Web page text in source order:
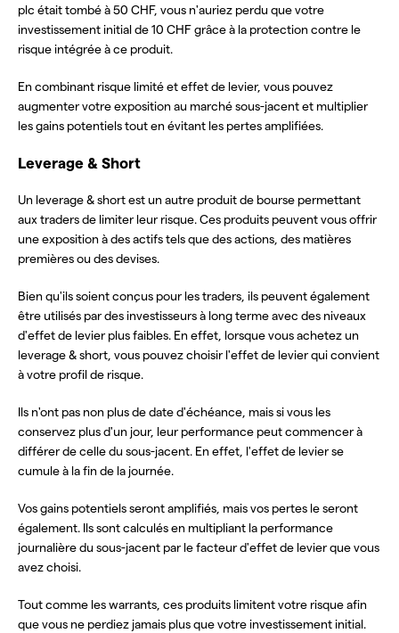
plc était tombé à 50 CHF, vous n'auriez perdu que votre
investissement initial de 10 CHF grâce à la protection contre le
risque intégrée à ce produit.
En combinant risque limité et effet de levier, vous pouvez
augmenter votre exposition au marché sous-jacent et multiplier
les gains potentiels tout en évitant les pertes amplifiées.
Leverage & Short
Un leverage & short est un autre produit de bourse permettant
aux traders de limiter leur risque. Ces produits peuvent vous offrir
une exposition à des actifs tels que des actions, des matières
premières ou des devises.
Bien qu'ils soient conçus pour les traders, ils peuvent également
être utilisés par des investisseurs à long terme avec des niveaux
d'effet de levier plus faibles. En effet, lorsque vous achetez un
leverage & short, vous pouvez choisir l'effet de levier qui convient
à votre profil de risque.
Ils n'ont pas non plus de date d'échéance, mais si vous les
conservez plus d'un jour, leur performance peut commencer à
différer de celle du sous-jacent. En effet, l'effet de levier se
cumule à la fin de la journée.
Vos gains potentiels seront amplifiés, mais vos pertes le seront
également. Ils sont calculés en multipliant la performance
journalière du sous-jacent par le facteur d'effet de levier que vous
avez choisi.
Tout comme les warrants, ces produits limitent votre risque afin
que vous ne perdiez jamais plus que votre investissement initial.